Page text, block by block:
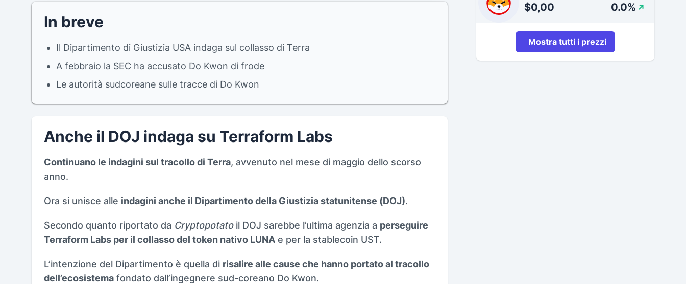
In breve
Il Dipartimento di Giustizia USA indaga sul collasso di Terra
A febbraio la SEC ha accusato Do Kwon di frode
Le autorità sudcoreane sulle tracce di Do Kwon
Anche il DOJ indaga su Terraform Labs
Continuano le indagini sul tracollo di Terra, avvenuto nel mese di maggio dello scorso
anno.
Ora si unisce alle indagini anche il Dipartimento della Giustizia statunitense (DOJ).
Secondo quanto riportato da Cryptopotatoil DOJ sarebbe l’ultima agenzia a perseguire
Terraform Labs per il collasso del token nativo LUNA e per la stablecoin UST.
L’intenzione del Dipartimento è quella di risalire alle cause che hanno portato al tracollo
dell’ecosistema fondato dall’ingegnere sud-coreano Do Kwon.
$0,00 0.0%
Mostra tutti i prezzi